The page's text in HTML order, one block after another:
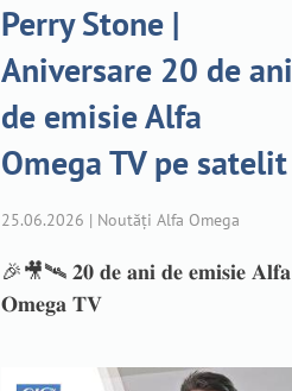
Perry Stone |
Aniversare 20 de ani
de emisie Alfa
Omega TV pe satelit
25.06.2026 | Noutăți Alfa Omega
🎉🎥🛰️ 𝟐𝟎 𝐝𝐞 𝐚𝐧𝐢 𝐝𝐞 𝐞𝐦𝐢𝐬𝐢𝐞 𝐀𝐥𝐟𝐚
𝐎𝐦𝐞𝐠𝐚 𝐓𝐕